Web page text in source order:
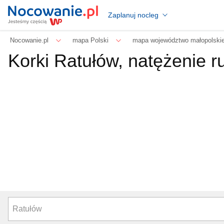
Zaplanuj nocleg
Nocowanie.pl mapa Polski mapa województwo
Korki Ratułów, natężenie